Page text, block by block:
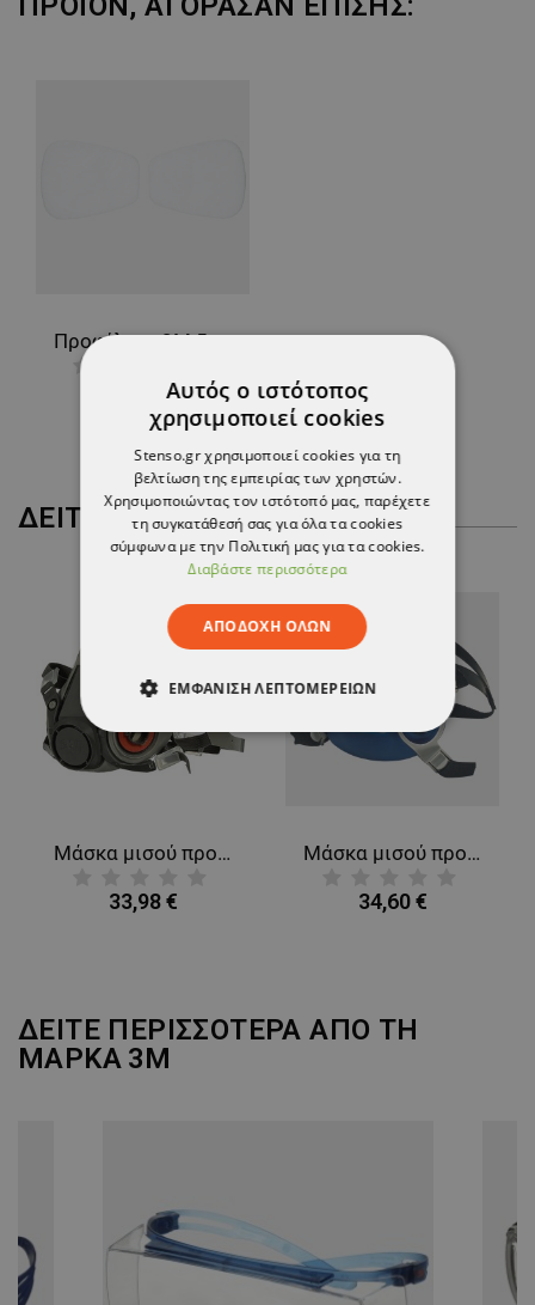
Προφίλτρο 3M 5911 P1
4,34 €
ΔΕΊΤΕ ΠΕΡΙΣΣΌΤΕΡΑ
Μάσκα μισού προσώπου 3M 6200
33,98 €
Μάσκα μισού προσώπου ADVANTAGE 200
34,60 €
ΔΕΙΤΕ ΠΕΡΙΣΣΟΤΕΡΑ ΑΠΟ ΤΗ
ΜΑΡΚΑ 3M
Αυτός ο ιστότοπος
χρησιμοποιεί cookies
Stenso.gr χρησιμοποιεί cookies για τη
βελτίωση της εμπειρίας των χρηστών.
Χρησιμοποιώντας τον ιστότοπό μας, παρέχετε
τη συγκατάθεσή σας για όλα τα cookies
σύμφωνα με την Πολιτική μας για τα cookies.
Διαβάστε περισσότερα
ΑΠΟΔΟΧΉ ΌΛΩΝ
ΕΜΦΆΝΙΣΗ ΛΕΠΤΟΜΕΡΕΙΏΝ
ΑΠΟΛΎΤΩΣ ΑΠΑΡΑΊΤΗΤΑ
ΛΕΙΤΟΥΡΓΙΚΌΤΗΤΑΣ
ΜΗ ΤΑΞΙΝΟΜΗΜΈΝΑ